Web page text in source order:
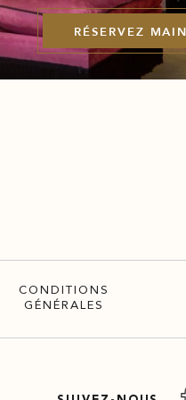
RÉSERVEZ
CONDITIONS
GÉNÉRALES